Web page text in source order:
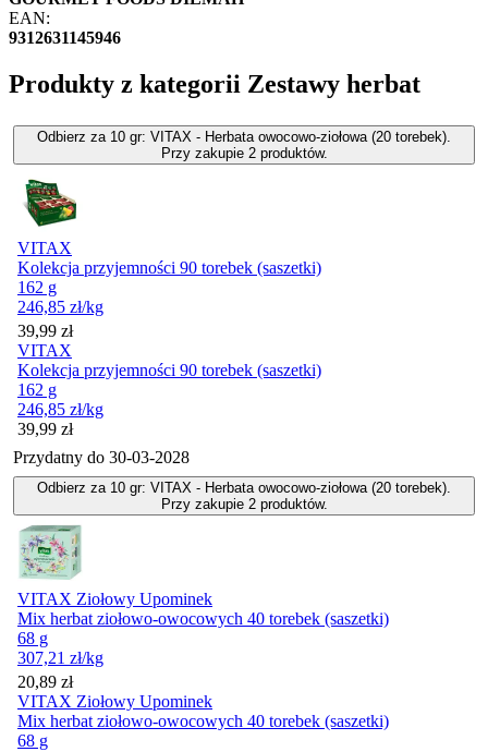
EAN:
9312631145946
Produkty z kategorii Zestawy herbat
Odbierz za 10 gr: VITAX - Herbata owocowo-ziołowa (20 torebek).
Przy zakupie 2 produktów.
VITAX
Kolekcja przyjemności 90 torebek (saszetki)
162 g
246,85 zł/kg
Cena
39,99 zł
VITAX
Kolekcja przyjemności 90 torebek (saszetki)
162 g
246,85 zł/kg
Cena
39,99 zł
Przydatny do 30-03-2028
Odbierz za 10 gr: VITAX - Herbata owocowo-ziołowa (20 torebek).
Przy zakupie 2 produktów.
VITAX Ziołowy Upominek
Mix herbat ziołowo-owocowych 40 torebek (saszetki)
68 g
307,21 zł/kg
Cena
20,89 zł
VITAX Ziołowy Upominek
Mix herbat ziołowo-owocowych 40 torebek (saszetki)
68 g